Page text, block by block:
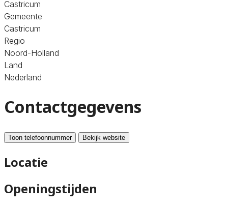
Castricum
Gemeente
Castricum
Regio
Noord-Holland
Land
Nederland
Contactgegevens
Toon telefoonnummer Bekijk website
Locatie
Openingstijden